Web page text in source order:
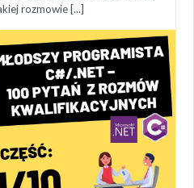
rozmowie [...]